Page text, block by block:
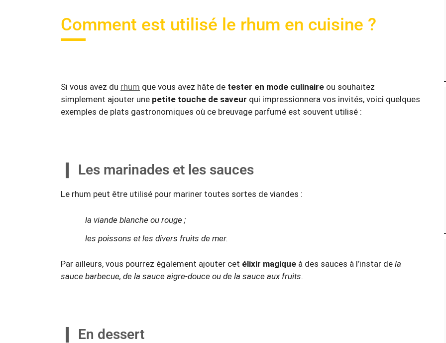
Comment est utilisé le rhum en cuisine ?
Si vous avez du rhum que vous avez hâte de tester en mode culinaire ou souhaitez
simplement ajouter une petite touche de saveur qui impressionnera vos invités, voici quelques
exemples de plats gastronomiques où ce breuvage parfumé est souvent utilisé :
Les marinades et les sauces
Le rhum peut être utilisé pour mariner toutes sortes de viandes :
la viande blanche ou rouge ;
les poissons et les divers fruits de mer.
Par ailleurs, vous pourrez également ajouter cet élixir magique à des sauces à l’instar de la
sauce barbecue, de la sauce aigre-douce ou de la sauce aux fruits.
En dessert